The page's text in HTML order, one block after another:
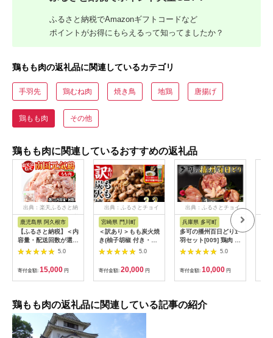
ふるさと納税でAmazonギフトコードなど
ポイントがお得にもらえるって知ってましたか？
鶏もも肉の返礼品に関連しているカテゴリ
手羽先 鶏むね肉 焼き鳥 地鶏 唐揚げ
鶏もも肉 その他
鶏もも肉に関連しているおすすめの返礼品
出典：楽天ふるさと納
税
鹿児島県 阿久根市
【ふるさと納税】＜内
容量・配送回数が選べ
る！＞鹿児島県産！南
国元気鶏 もも肉(計
2.5〜7.5kg) 国産 九
州産 鹿児島産 鶏肉 鶏
モモ 鶏もも モモ肉 小
便 Aセット Bセット
【さるがく水産】
5.0
寄付金額: 15,000 円
出典：ふるさとチョイ
ス
宮崎県 門川町
＜訳あり＞もも炭火焼
き(柚子胡椒 付き・計
3.3kg・300g×11P)小
分け 真空パック おつ
まみ 鶏肉 とりにく 鳥
肉 柚子胡椒 モモ肉 も
も肉【V-37】【味鶏
5.0
寄付金額: 20,000 円
出典：ふるさとチョイ
兵庫県 多可町
多可の播州百日どり1
羽セット[009] 鶏肉 も
も肉 むね肉 ささみ 手
羽先 手羽元 肝 砂肝
１羽分 播州百日どり
冷蔵
5.0
寄付金額: 10,000 円
鶏もも肉の返礼品に関連している記事の紹介